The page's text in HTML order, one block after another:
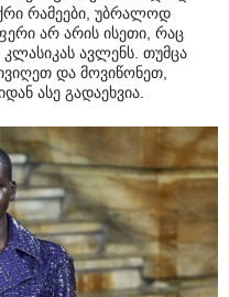
რამეები, უბრალოდ
არ არის ისეთი, რაც
კლასიკას ავლენს. თუმცა
და მოვიწონეთ,
ასე გადაეხვია.